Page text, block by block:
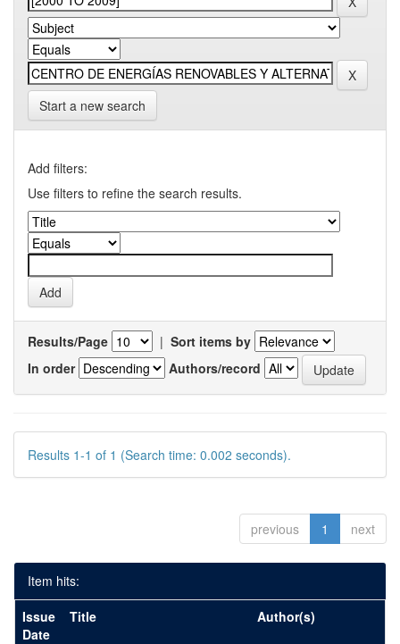
Start a new search
Add filters:
Use filters to refine the search results.
Results/Page | Sort items by
In order
Authors/record
Results 1-1 of 1 (Search time: 0.002 seconds).
previous 1 next
Item hits:
Issue
Date
Title Author(s)